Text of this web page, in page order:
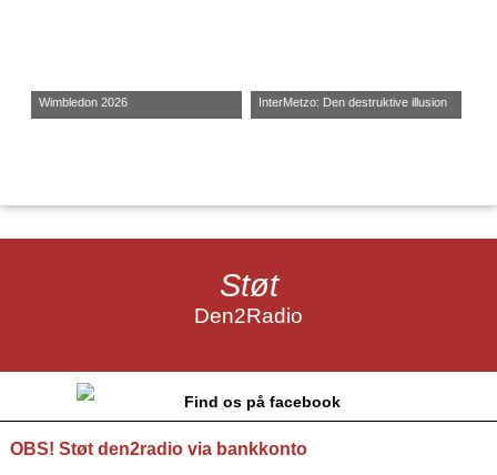
Wimbledon 2026 InterMetzo: Den destruktive illusion
Støt
Den2Radio
Find os på facebook
OBS! Støt den2radio via bankkonto